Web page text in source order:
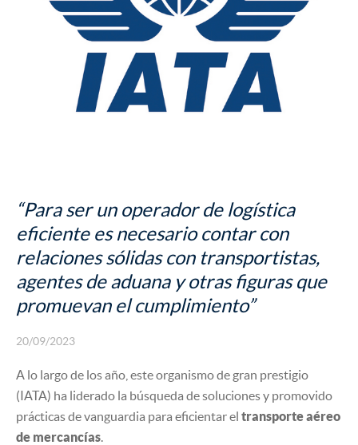
SEGUROS
“Para ser un operador de logística
eficiente es necesario contar con
relaciones sólidas con transportistas,
agentes de aduana y otras figuras que
promuevan el cumplimiento”
20/09/2023
A lo largo de los año, este organismo de gran prestigio
(IATA) ha liderado la búsqueda de soluciones y promovido
prácticas de vanguardia para eficientar el transporte aéreo
de mercancías.